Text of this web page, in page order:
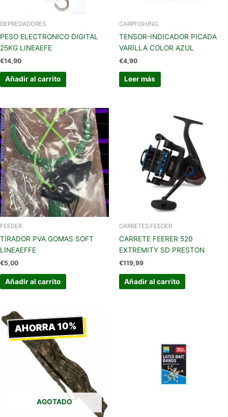
DEPREDADORES
PESO ELECTRONICO DIGITAL
25KG LINEAEFE
€14,90
Añadir al carrito
CARPFISHING
TENSOR-INDICADOR PICADA
VARILLA COLOR AZUL
€4,90
Leer más
FEEDER
TIRADOR PVA GOMAS SOFT
LINEAEFFE
€5,00
Añadir al carrito
CARRETES FEEDER
CARRETE FEERER 520
EXTREMITY SD PRESTON
€119,99
Añadir al carrito
AHORRA 10%
AGOTADO
precio
original
era:
€169,99.
precio
actual
es:
€152,99.